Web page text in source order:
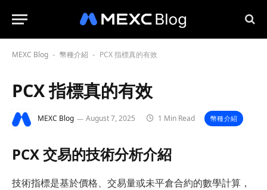
MEXC Blog - 幣種介紹 - PCX 指標真的有效
PCX 指標真的有效
MEXC Blog August 7, 2025 1 Min Read 幣種介紹
PCX 交易的技術分析介紹
技術指標是基於價格、交易量或未平倉合約的數學計算，